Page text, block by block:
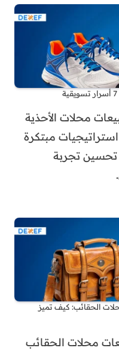
محلات الأحذية
مبتكرة
تحسين تجربة
الحقائب: كيف تميز
محلات الحقائب